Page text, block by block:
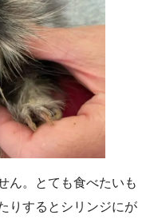
ん。とても食べたいも
りするとシリンジにが